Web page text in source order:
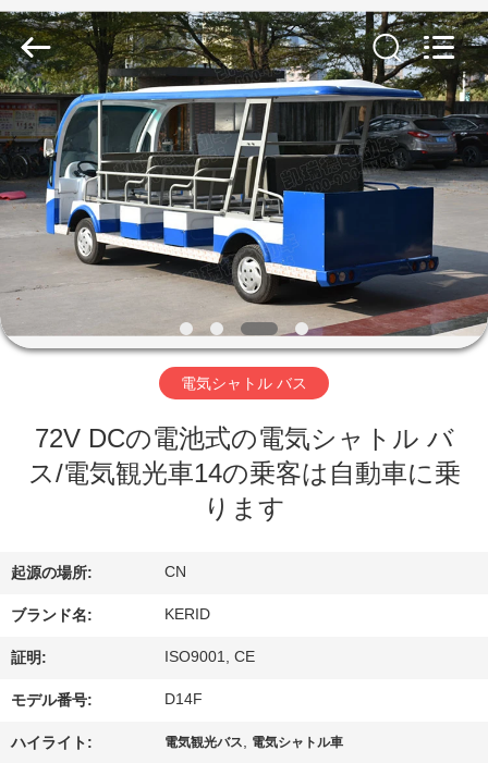
家
へ
製
品
ビ
た
し
た
ち
に
Co,Ltd.
All
Rights
Reserved.
Developed
by
ECER
電気シャトル バス
72V DCの電池式の電気シャトル バ
ス/電気観光車14の乗客は自動車に乗
ります
起源の場所: CN
ブランド名: KERID
証明: ISO9001, CE
モデル番号: D14F
ハイライト: 電気観光バス, 電気シャトル車